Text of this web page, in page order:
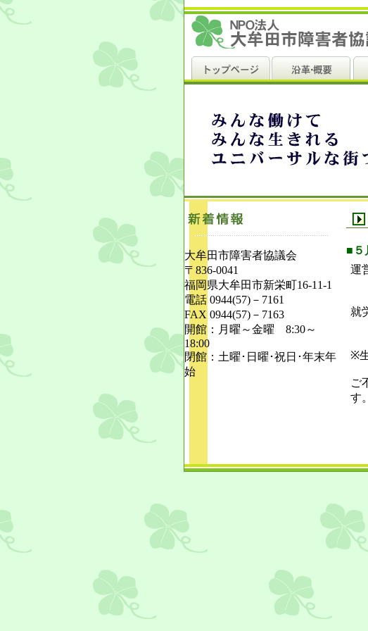
大牟田市障害者協議会
〒836-0041
福岡県大牟田市新栄町16-11-1
電話 0944(57)－7161
FAX 0944(57)－7163
開館：月曜～金曜 8:30～
18:00
閉館：土曜･日曜･祝日･年末年
始
■５
運
就
※
ご
す。